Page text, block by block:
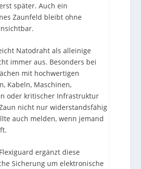
später. Auch ein
Zaunfeld bleibt ohne
Natodraht als alleinige
immer aus. Besonders bei
mit hochwertigen
Kabeln, Maschinen,
oder kritischer Infrastruktur
nicht nur widerstandsfähig
auch melden, wenn jemand
ergänzt diese
Sicherung um elektronische